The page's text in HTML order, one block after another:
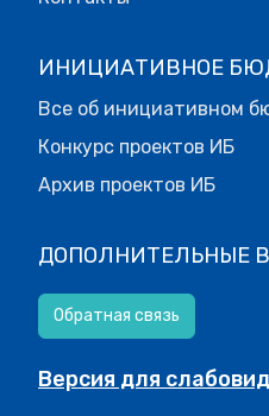
ИНИЦИАТИВНОЕ
Все об инициативном
Конкурс проектов ИБ
Архив проектов ИБ
ДОПОЛНИТЕЛЬНЫЕ
Обратная связь
Версия для